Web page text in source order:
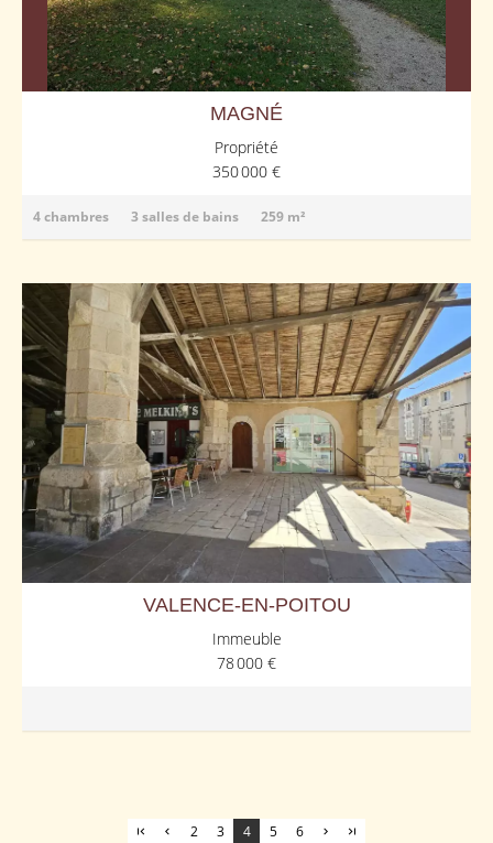
MAGNÉ
Propriété
350 000 €
4 chambres 3 salles de bains 259 m²
VALENCE-EN-POITOU
Immeuble
78 000 €
2 3 4 5 6